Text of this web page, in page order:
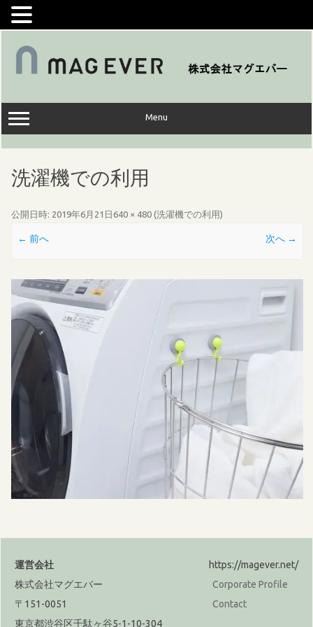
コ
キ
ッ
プ
Menu
洗濯機での利用
公開日時: 2019年6月21日640 × 480 (洗濯機での利用)
← 前へ 次へ →
運営会社
株式会社マグエバー
〒151-0051
東京都渋谷区千駄ヶ谷5-1-10-304
https://magever.net/
Corporate Profile
Contact